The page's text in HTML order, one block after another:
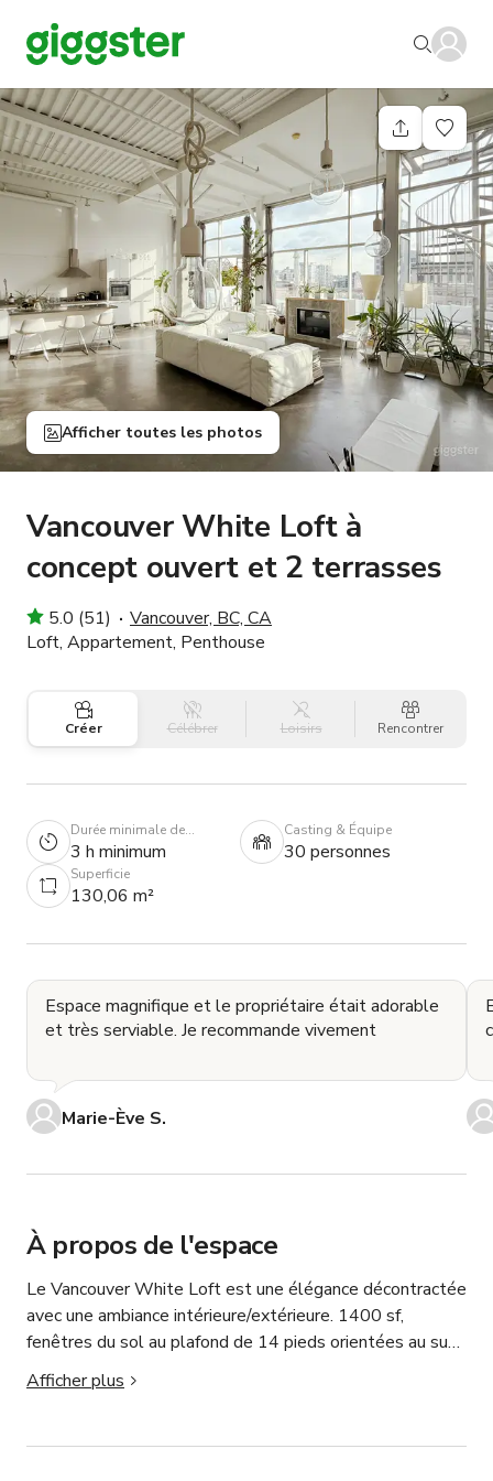
Afficher toutes les photos
Vancouver White Loft à
concept ouvert et 2 terrasses
5.0 (51)
Vancouver, BC, CA
Loft, Appartement, Penthouse
Créer Célébrer Loisirs Rencontrer
Durée minimale de
réservation
3 h minimum
Casting & Équipe
30 personnes
Superficie
130,06 m²
Espace magnifique et le propriétaire était adorable
et très serviable. Je recommande vivement
Marie-Ève S.
À propos de l'espace
Le Vancouver White Loft est une élégance décontractée
avec une ambiance intérieure/extérieure. 1400 sf,
fenêtres du sol au plafond de 14 pieds orientées au sud,
cheminée, sols en béton, baignoire ouverte et douche à
l'italienne, cuisine avec îlot mobile, espace de travail avec
gamme créent un espace prêt à être utilisé pour des
Afficher plus